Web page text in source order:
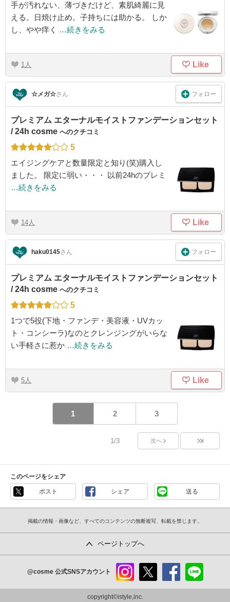
手が汚れない、薄づきだけど、素肌綺麗に見
える。日焼け止め。子持ちには助かる。 しか
し、やや痒く
…続きをみる
1 Like
☆メガ☆さん フォロー
プレミアム エターナルモイストファンデーションセット
/ 24h cosme へのクチコミ
5
エイジングケアと数量限定と知り(笑)購入し
ました。 限定に弱い・・・ 以前24hのプレミ
…続きをみる
14 Like
haku0145さん フォロー
プレミアム エターナルモイストファンデーションセット
/ 24h cosme へのクチコミ
5
1つで5役(下地・ファンデ・美容液・UVカッ
ト・コンシーラ)なのとクレンジングがいらな
い手軽さに惹か …続きをみる
5 Like
1 2 3
1/3 次へ
このページをシェア
ポスト シェア 送る
掲載の情報・画像など、すべてのコンテンツの無断複写、転載を禁じます。
ページトップへ
@cosme 公式SNSアカウント
ram
copyright©istyle,inc.